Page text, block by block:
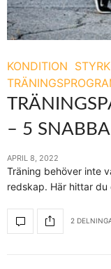
KONDITION
– 5
APRIL 8, 2022
Träning behöver inte
redskap. Här hittar
2